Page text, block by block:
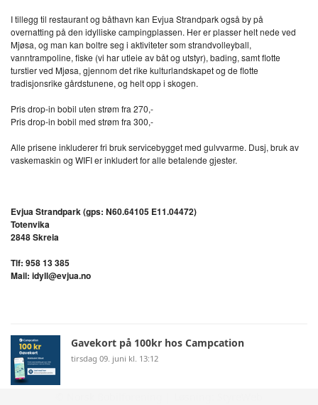
I tillegg til restaurant og båthavn kan Evjua Strandpark også by på
overnatting på den idylliske campingplassen. Her er plasser helt nede ved
Mjøsa, og man kan boltre seg i aktiviteter som strandvolleyball,
vanntrampoline, fiske (vi har utleie av båt og utstyr), bading, samt flotte
turstier ved Mjøsa, gjennom det rike kulturlandskapet og de flotte
tradisjonsrike gårdstunene, og helt opp i skogen.
Pris drop-in bobil uten strøm fra 270,-
Pris drop-in bobil med strøm fra 300,-
Alle prisene inkluderer fri bruk servicebygget med gulvvarme. Dusj, bruk av
vaskemaskin og WIFI er inkludert for alle betalende gjester.
Evjua Strandpark (gps: N60.64105 E11.04472)
Totenvika
2848 Skreia
Tlf: 958 13 385
Mail: idyll@evjua.no
Gavekort på 100kr hos Campcation
tirsdag 09. juni kl. 13:12